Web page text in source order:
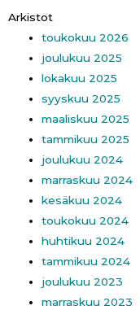
Arkistot
toukokuu 2026
joulukuu 2025
lokakuu 2025
syyskuu 2025
maaliskuu 2025
tammikuu 2025
joulukuu 2024
marraskuu 2024
kesäkuu 2024
toukokuu 2024
huhtikuu 2024
tammikuu 2024
joulukuu 2023
marraskuu 2023